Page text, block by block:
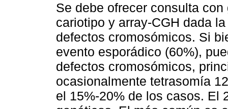
Se debe ofrecer consulta
cariotipo y array-CGH dada
defectos cromosómicos. Si
evento esporádico (60%),
defectos cromosómicos,
ocasionalmente tetrasomía
el 15%-20% de los casos. El